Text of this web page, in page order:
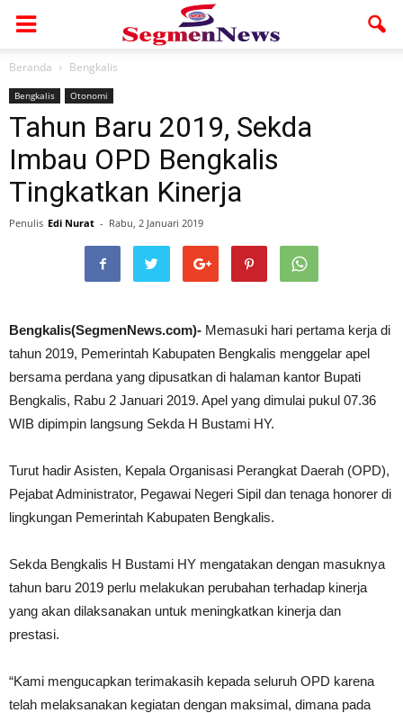
Beranda Bengkalis
Bengkalis Otonomi
Tahun Baru 2019, Sekda
Imbau OPD Bengkalis
Tingkatkan Kinerja
Penulis Edi Nurat - Rabu, 2 Januari 2019
Bengkalis(SegmenNews.com)- Memasuki hari pertama kerja di
tahun 2019, Pemerintah Kabupaten Bengkalis menggelar apel
bersama perdana yang dipusatkan di halaman kantor Bupati
Bengkalis, Rabu 2 Januari 2019. Apel yang dimulai pukul 07.36
WIB dipimpin langsung Sekda H Bustami HY.
Turut hadir Asisten, Kepala Organisasi Perangkat Daerah (OPD),
Pejabat Administrator, Pegawai Negeri Sipil dan tenaga honorer di
lingkungan Pemerintah Kabupaten Bengkalis.
Sekda Bengkalis H Bustami HY mengatakan dengan masuknya
tahun baru 2019 perlu melakukan perubahan terhadap kinerja
yang akan dilaksanakan untuk meningkatkan kinerja dan
prestasi.
“Kami mengucapkan terimakasih kepada seluruh OPD karena
telah melaksanakan kegiatan dengan maksimal, dimana pada